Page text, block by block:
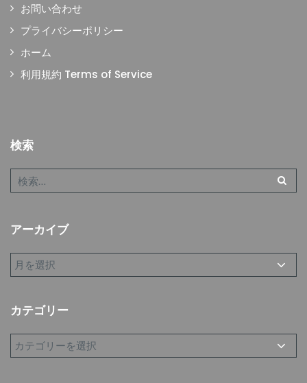
お問い合わせ
プライバシーポリシー
ホーム
利用規約 Terms of Service
検索
アーカイブ
カテゴリー